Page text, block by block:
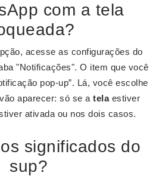
com a tela
acesse as configurações do
"Notificações". O item que você
pop-up”. Lá, você escolhe
aparecer: só se a telaestiver
ativada ou nos dois casos.
significados do
sup?